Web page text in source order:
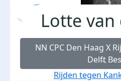
Lotte van
NN CPC Den Haag X
Delft
Rijden tegen